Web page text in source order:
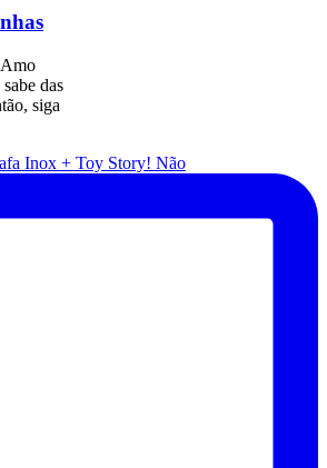
Amo
das
siga
Inox + Toy Story! Não